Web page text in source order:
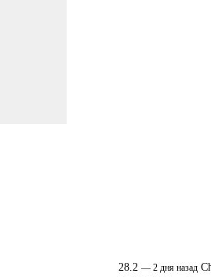
28.2 — 2 дня назад